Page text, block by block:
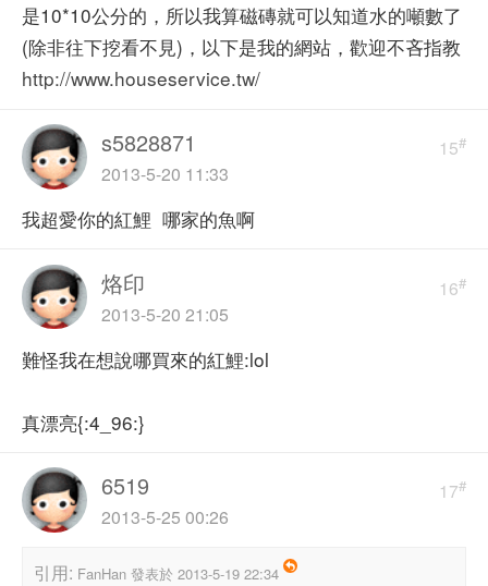
是10*10公分的，所以我算磁磚就可以知道水的噸數了
(除非往下挖看不見)，以下是我的網站，歡迎不吝指教
http://www.houseservice.tw/
15#
s5828871
2013-5-20 11:33
我超愛你的紅鯉 哪家的魚啊
16#
烙印
2013-5-20 21:05
難怪我在想說哪買來的紅鯉:lol
真漂亮{:4_96:}
17#
6519
2013-5-25 00:26
引用: FanHan 發表於 2013-5-19 22:34